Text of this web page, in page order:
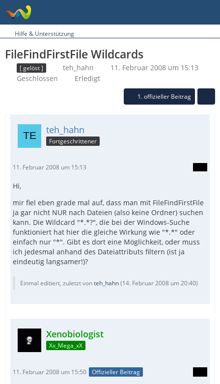
Hilfe & Unterstützung
FileFindFirstFile Wildcards
[ gelöst ] teh_hahn
11. Februar 2008 um 15:13
Geschlossen
Erledigt
1. offizieller Beitrag
teh_hahn
Fortgeschrittener
11. Februar 2008 um 15:13
Hi,
mir fiel eben grade mal auf, dass man mit FileFindFirstFile
ja gar nicht NUR nach Dateien (also keine Ordner) suchen
kann. Die Wildcard "*.*?", die bei der Windows-Suche
funktioniert hat hier die gleiche Wirkung wie "*.*" oder
einfach nur "*". Gibt es dort eine Möglichkeit, oder muss
ich jedesmal anhand des Dateiattributs filtern (ist ja
eindeutig langsamer!)?
Einmal editiert, zuletzt vonteh_hahn(14. Februar 2008 um 20:40)
Xenobiologist
Xx_Mega_xX
11. Februar 2008 um 15:50 Offizieller Beitrag